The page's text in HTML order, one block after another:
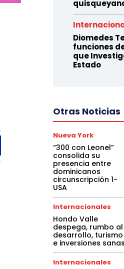
Diomedes
funciones
que
Estado
Otras Noticias
Nueva York
“300 con Leonel”
consolida su
presencia entre
dominicanos
circunscripción 1-
USA
Internacionales
Hondo Valle
despega, rumbo al
desarrollo, turismo
e inversiones sanas
Internacionales